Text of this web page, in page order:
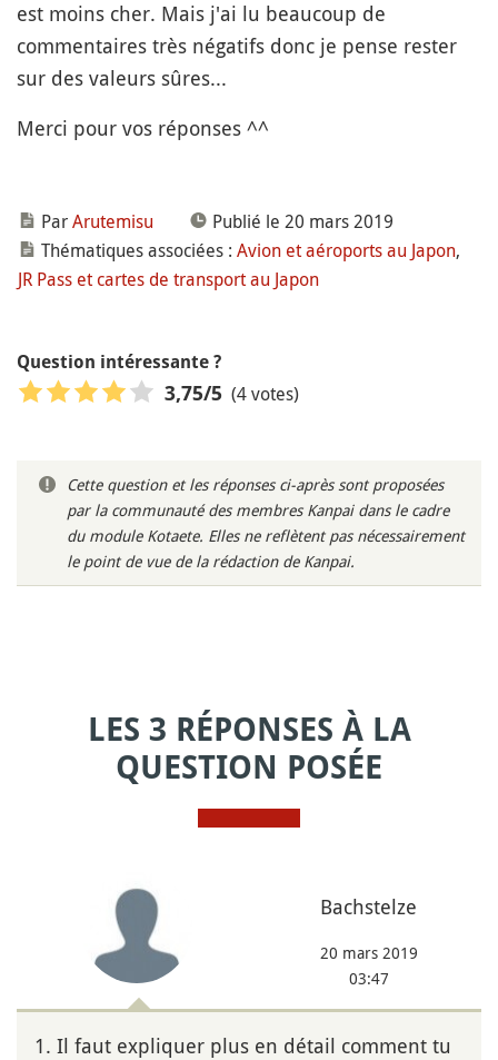
est moins cher. Mais j'ai lu beaucoup de
commentaires très négatifs donc je pense rester
sur des valeurs sûres...
Merci pour vos réponses ^^
ParArutemisu
Publié le 20 mars 2019
Thématiques associées : Avion et aéroports au Japon,
JR Pass et cartes de transport au Japon
Question intéressante ?
3,75/5 (4 votes)
Cette question et les réponses ci-après sont proposées
par la communauté des membres Kanpai dans le cadre
du module Kotaete. Elles ne reflètent pas nécessairement
le point de vue de la rédaction de Kanpai.
LES 3 RÉPONSES À LA
QUESTION POSÉE
Bachstelze
20 mars 2019
03:47
1. Il faut expliquer plus en détail comment tu